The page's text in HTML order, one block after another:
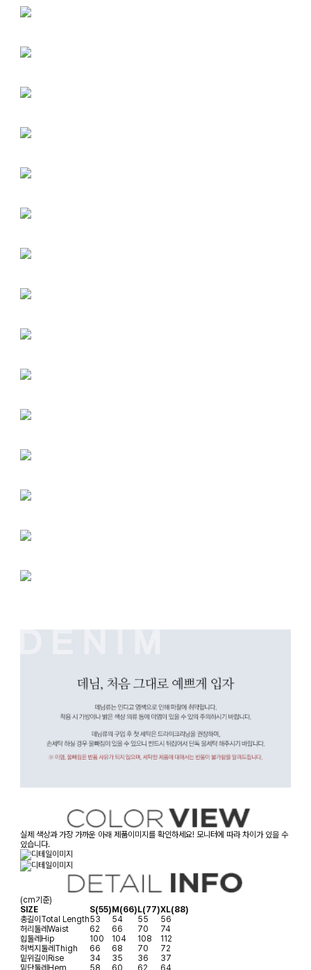
실제 색상과 가장 가까운 아래 제품이미지를 확인하세요! 모니터에 따라 차이가 있을 수
있습니다.
(cm기준)
SIZE
S(55) M(66) L(77)XL(88)
총길이 Total Length53 54 55
56
허리둘레 Waist 62 66 70
74
힙둘레 Hip 100 104 108
112
허벅지둘레 Thigh 66 68 70
72
밑위길이 Rise 34 35 36
37
밑단둘레 Hem 58 60 62 64